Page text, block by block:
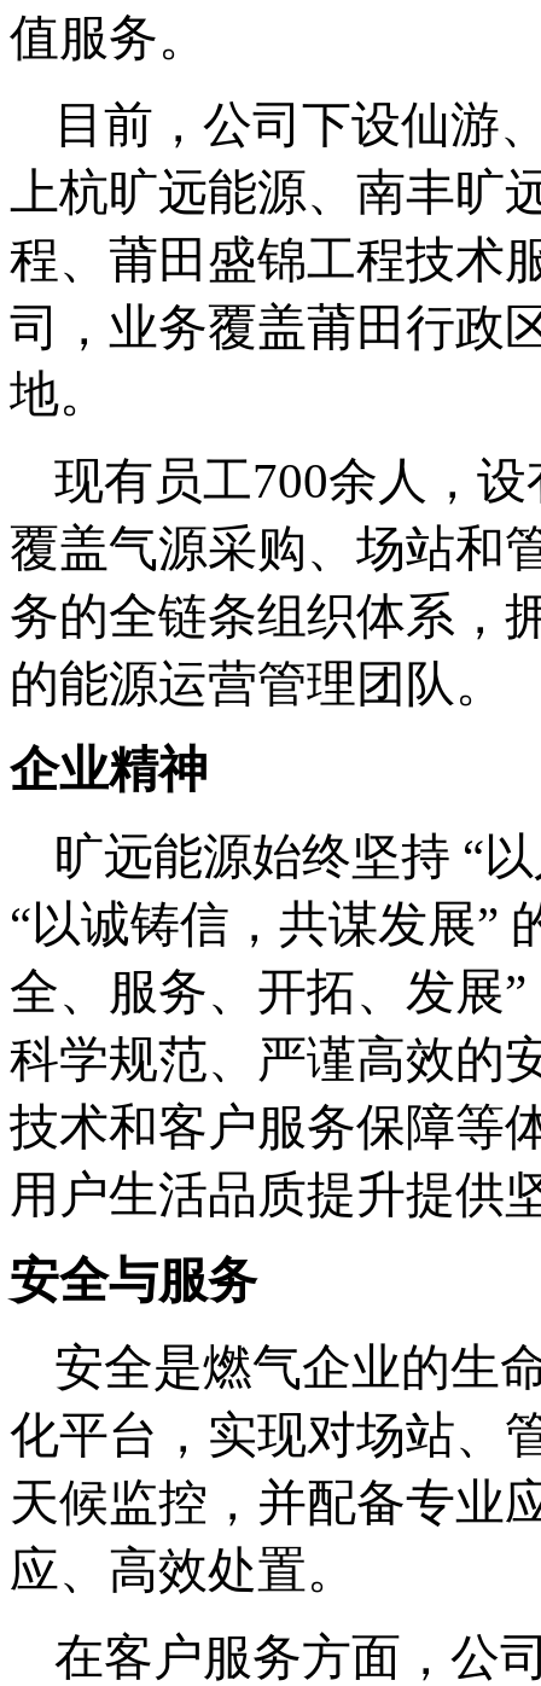
值服务。
目前，公司下设仙游
上杭旷远能源、南丰旷
程、莆田盛锦工程技术
司，业务覆盖莆田 行政
地。
现有员工700余人，设
覆盖气源采购、场站和
务的全链条组织体系，
的能源运营管理团队。
企业精神
旷远能源始终坚持 “
“以诚铸信，共谋发展”
全、服务、开拓、发展
科学规范、严谨高效的
技术和客户服务保障等
用户生活品质提升提供
安全与服务
安全是燃气企业的生
化平台，实现对场站、
天候监控，并配备专业
应、高效处置。
在客户服务方面，公